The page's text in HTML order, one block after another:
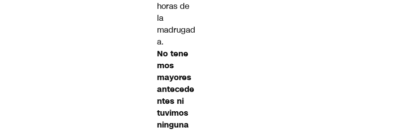
horas de
la
madrugad
a.
No tene
mos
mayores
antecede
ntes ni
tuvimos
ninguna